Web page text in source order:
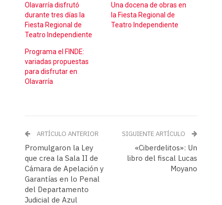
Olavarría disfrutó
durante tres días la
Fiesta Regional de
Teatro Independiente
Una docena de obras en
la Fiesta Regional de
Teatro Independiente
Programa el FINDE:
variadas propuestas
para disfrutar en
Olavarría
ARTÍCULO ANTERIOR
Promulgaron la Ley
que crea la Sala II de
Cámara de Apelación y
Garantías en lo Penal
del Departamento
Judicial de Azul
SIGUIENTE ARTÍCULO
«Ciberdelitos»: Un
libro del fiscal Lucas
Moyano